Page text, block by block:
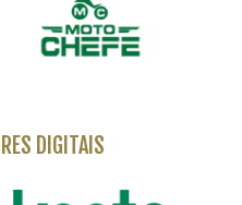
DIGITAIS